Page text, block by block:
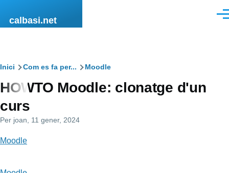
calbasi.net
Fil
d'ariadna
Inici Com es fa per... Moodle
HOWTO Moodle: clonatge d'un
curs
Per joan , 11 gener, 2024
Moodle